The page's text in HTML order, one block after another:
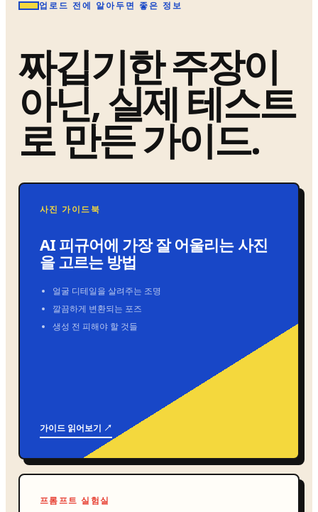
업로드 전에 알아두면 좋은 정보
짜깁기한 주장이
아닌, 실제 테스트
로 만든 가이드.
사진 가이드북
AI 피규어에 가장 잘 어울리는 사진
을 고르는 방법
얼굴 디테일을 살려주는 조명
깔끔하게 변환되는 포즈
생성 전 피해야 할 것들
가이드 읽어보기 ↗
프롬프트 실험실